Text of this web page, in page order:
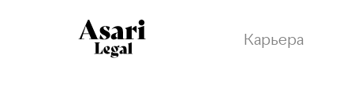
Карьера